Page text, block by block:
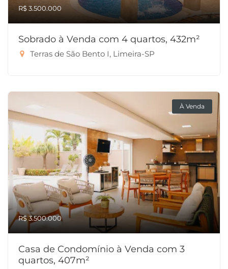
R$ 3.500.000
Sobrado à Venda com 4 quartos, 432m²
Terras de São Bento I, Limeira-SP
À Venda
R$ 3.500.000
Casa de Condomínio à Venda com 3
quartos, 407m²